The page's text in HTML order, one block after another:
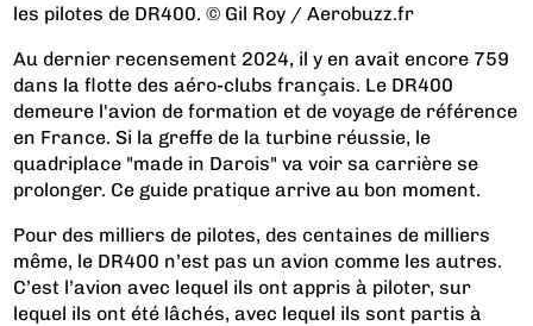
les pilotes de DR400. © Gil Roy / Aerobuzz.fr
Au dernier recensement 2024, il y en avait encore 759
dans la flotte des aéro-clubs français. Le DR400
demeure l'avion de formation et de voyage de référence
en France. Si la greffe de la turbine réussie, le
quadriplace "made in Darois" va voir sa carrière se
prolonger. Ce guide pratique arrive au bon moment.
Pour des milliers de pilotes, des centaines de milliers
même, le DR400 n’est pas un avion comme les autres.
C’est l’avion avec lequel ils ont appris à piloter, sur
lequel ils ont été lâchés, avec lequel ils sont partis à